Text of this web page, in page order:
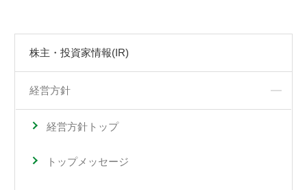
株主・投資家情報(IR)
経営方針
経営方針トップ
トップメッセージ